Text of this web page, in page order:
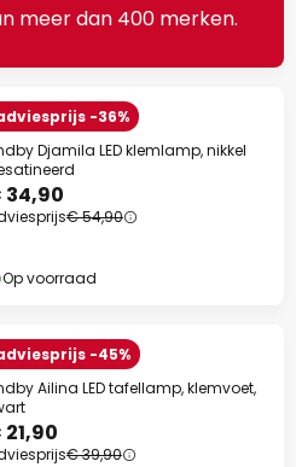
meer dan 400 merken.
-36%
Djamila LED klemlamp, nikkel
34,90
€ 54,90
Op voorraad
-45%
Ailina LED tafellamp, klemvoet,
€ 39,90